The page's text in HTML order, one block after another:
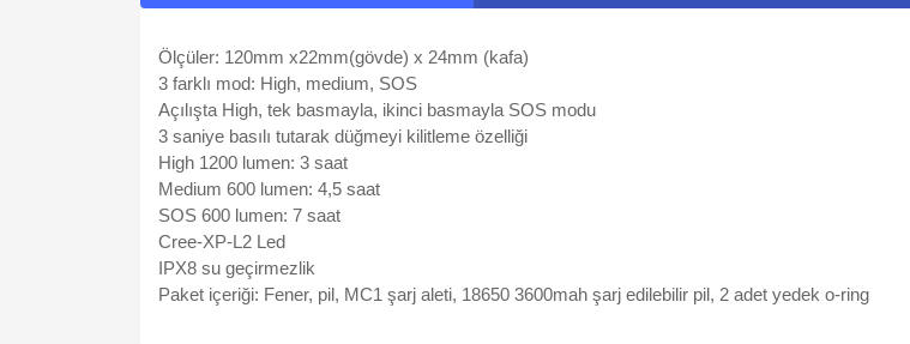
Ölçüler: 120mm x22mm(gövde) x 24mm (kafa)
3 farklı mod: High, medium, SOS
Açılışta High, tek basmayla, ikinci basmayla SOS modu
3 saniye basılı tutarak düğmeyi kilitleme özelliği
High 1200 lumen: 3 saat
Medium 600 lumen: 4,5 saat
SOS 600 lumen: 7 saat
Cree-XP-L2 Led
IPX8 su geçirmezlik
Paket içeriği: Fener, pil, MC1 şarj aleti, 18650 3600mah şarj edilebilir pil, 2 adet yedek o-ring